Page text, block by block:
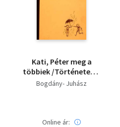
Kati, Péter meg a
többiek /Történetek a
jó modorról/
Bogdány- Juhász
Online ár: